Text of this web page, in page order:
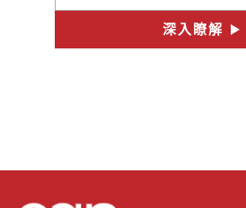
備好茶水，夫妻倆的熱情
了冬天的寒意。
#文山包種茶 #石碇烏塗村
#到在地人家吃一碗
深入瞭解